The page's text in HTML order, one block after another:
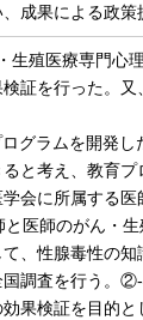
成果による政策
殖医療専門心
証を行った。
グラムを開発し
と考え、教育
会に所属する
医師のがん・
、性腺毒性の
調査を行う。
果検証を目的と